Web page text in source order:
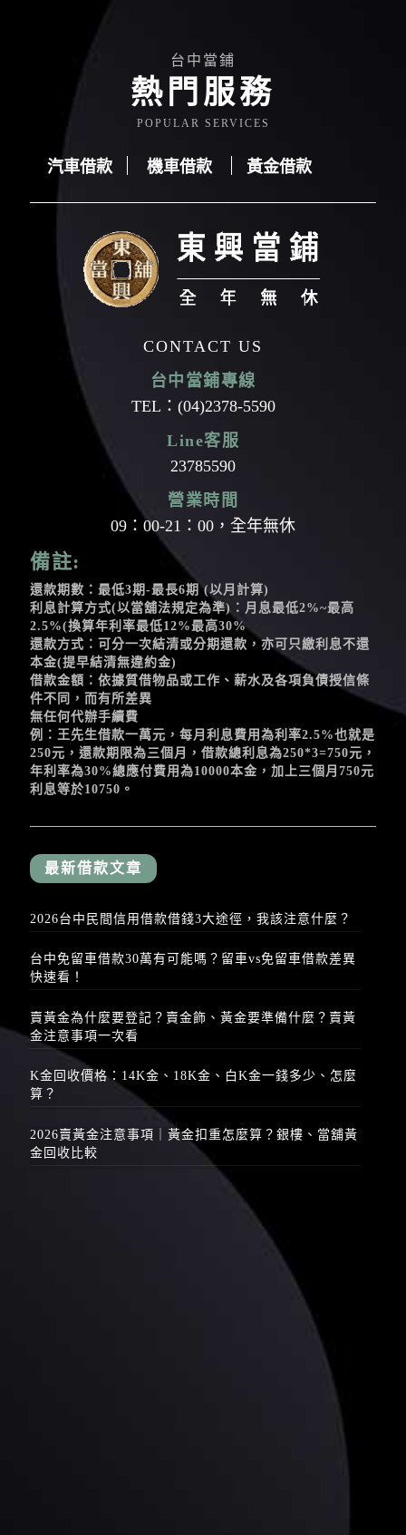
台中當鋪
熱門服務
POPULAR SERVICES
汽車借款 汽車借款
機車借款 機車借款
黃金借款
CONTACT US
台中當鋪專線
TEL： (04)2378-5590
Line客服
23785590
營業時間
09：00-21：00，全年無休
備註:
還款期數：最低3期-最長6期 (以月計算)
利息計算方式(以當舖法規定為準)：月息最低2%~最高
2.5%(換算年利率最低12%最高30%
還款方式：可分一次結清或分期還款，亦可只繳利息不還
本金(提早結清無違約金)
借款金額：依據質借物品或工作、薪水及各項負債授信條
件不同，而有所差異
無任何代辦手續費
例：王先生借款一萬元，每月利息費用為利率2.5%也就是
250元，還款期限為三個月，借款總利息為250*3=750元，
年利率為30%總應付費用為10000本金，加上三個月750元
利息等於10750。
最新借款文章
2026台中民間信用借款借錢3大途徑，我該注意什麼？
台中免留車借款30萬有可能嗎？留車vs免留車借款差異
快速看！
賣黃金為什麼要登記？賣金飾、黃金要準備什麼？賣黃
金注意事項一次看
K金回收價格：14K金、18K金、白K金一錢多少、怎麼
算？
2026賣黃金注意事項｜黃金扣重怎麼算？銀樓、當舖黃
金回收比較